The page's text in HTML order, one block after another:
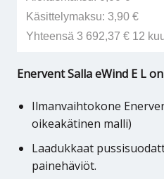
Käsittelymaksu: 3,90 €
Yhteensä 3 692,37 € 12
Enervent Salla eWind E L
Ilmanvaihtokone
oikeakätinen malli)
Laadukkaat
painehäviöt.